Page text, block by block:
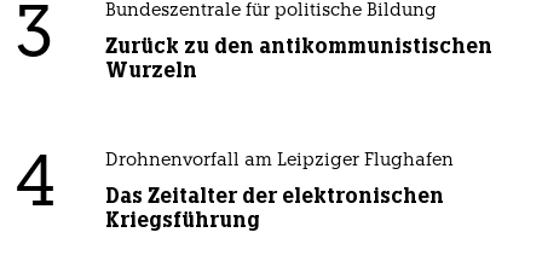
3 Bundeszentrale für politische Bildung
Zurück zu den antikommunistischen
Wurzeln
4 Drohnenvorfall am Leipziger Flughafen
Das Zeitalter der elektronischen
Kriegsführung